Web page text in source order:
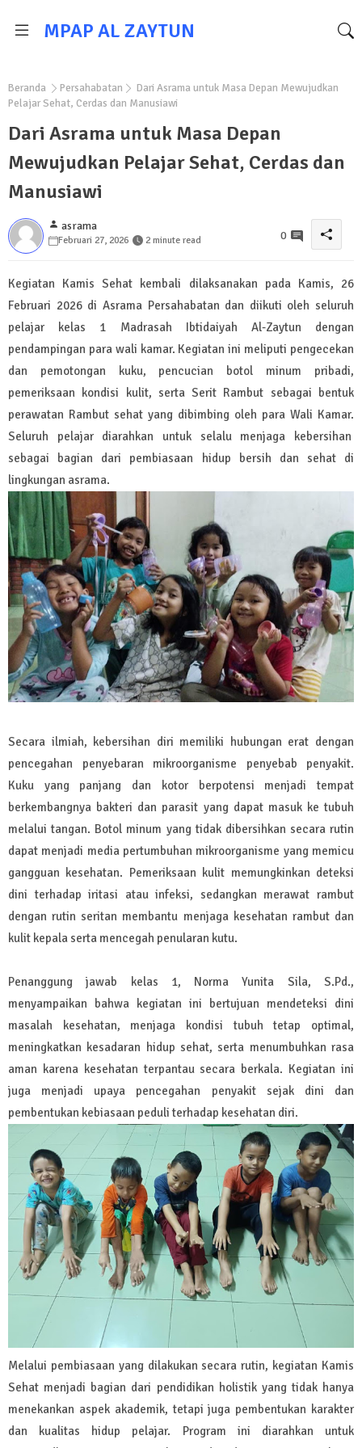
MPAP AL ZAYTUN
Beranda Persahabatan
Dari Asrama untuk Masa Depan Mewujudkan
Pelajar Sehat, Cerdas dan Manusiawi
Dari Asrama untuk Masa Depan
Mewujudkan Pelajar Sehat, Cerdas dan
Manusiawi
asrama
Februari 27, 2026 2 minute read 0
Kegiatan Kamis Sehat kembali dilaksanakan pada Kamis, 26
Februari 2026 di Asrama Persahabatan dan diikuti oleh seluruh
pelajar kelas 1 Madrasah Ibtidaiyah Al-Zaytun dengan
pendampingan para wali kamar. Kegiatan ini meliputi pengecekan
dan pemotongan kuku, pencucian botol minum pribadi,
pemeriksaan kondisi kulit, serta Serit Rambut sebagai bentuk
perawatan Rambut sehat yang dibimbing oleh para Wali Kamar.
Seluruh pelajar diarahkan untuk selalu menjaga kebersihan
sebagai bagian dari pembiasaan hidup bersih dan sehat di
lingkungan asrama.
Secara ilmiah, kebersihan diri memiliki hubungan erat dengan
pencegahan penyebaran mikroorganisme penyebab penyakit.
Kuku yang panjang dan kotor berpotensi menjadi tempat
berkembangnya bakteri dan parasit yang dapat masuk ke tubuh
melalui tangan. Botol minum yang tidak dibersihkan secara rutin
dapat menjadi media pertumbuhan mikroorganisme yang memicu
gangguan kesehatan. Pemeriksaan kulit memungkinkan deteksi
dini terhadap iritasi atau infeksi, sedangkan merawat rambut
dengan rutin seritan membantu menjaga kesehatan rambut dan
kulit kepala serta mencegah penularan kutu.
Penanggung jawab kelas 1, Norma Yunita Sila, S.Pd.,
menyampaikan bahwa kegiatan ini bertujuan mendeteksi dini
masalah kesehatan, menjaga kondisi tubuh tetap optimal,
meningkatkan kesadaran hidup sehat, serta menumbuhkan rasa
aman karena kesehatan terpantau secara berkala. Kegiatan ini
juga menjadi upaya pencegahan penyakit sejak dini dan
pembentukan kebiasaan peduli terhadap kesehatan diri.
Melalui pembiasaan yang dilakukan secara rutin, kegiatan Kamis
Sehat menjadi bagian dari pendidikan holistik yang tidak hanya
menekankan aspek akademik, tetapi juga pembentukan karakter
dan kualitas hidup pelajar. Program ini diarahkan untuk